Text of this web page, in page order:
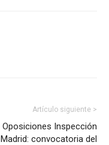
Artículo siguiente >
Oposiciones Inspección
Madrid: convocatoria del